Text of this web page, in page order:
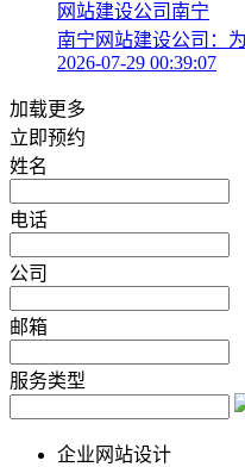
网站建设公司南宁
南宁网站建设公司：
2026-07-29 00:39:07
加载更多
立即预约
姓名
电话
公司
邮箱
服务类型
企业网站设计